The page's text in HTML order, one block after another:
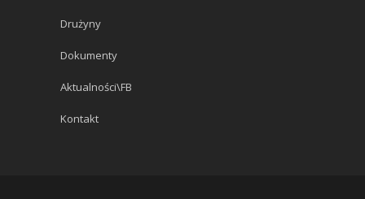
Drużyny
Dokumenty
Aktualności\FB
Kontakt